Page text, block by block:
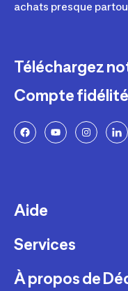
achats presque
Téléchargez
Compte fidélité
Aide
Livraison
Retours et
Services
Programme de
À propos de